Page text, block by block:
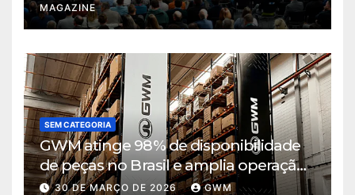
MAGAZINE
SEM CATEGORIA
GWM atinge 98% de disponibilidade
de peças no Brasil e amplia operação
logística em Cajamar
30 DE MARÇO DE 2026 GWM